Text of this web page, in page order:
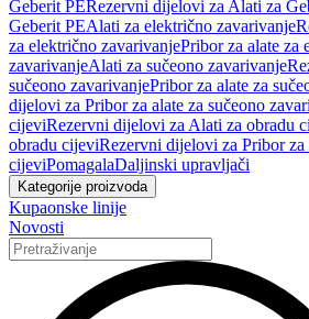
Geberit PERezervni dijelovi za Alati za
Geberit PEAlati za električno zavarivanje
za električno zavarivanjePribor za alate za
zavarivanjeAlati za sučeono zavarivanje
sučeono zavarivanjePribor za alate za
dijelovi za Pribor za alate za sučeono
cijeviRezervni dijelovi za Alati za obradu
obradu cijeviRezervni dijelovi za Pribor za
cijeviPomagalaDaljinski upravljači
Kategorije proizvoda
Kupaonske linije
Novosti